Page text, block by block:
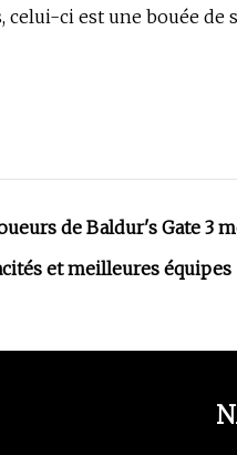
ci est une bouée de
de Baldur's Gate 3
et meilleures équipes